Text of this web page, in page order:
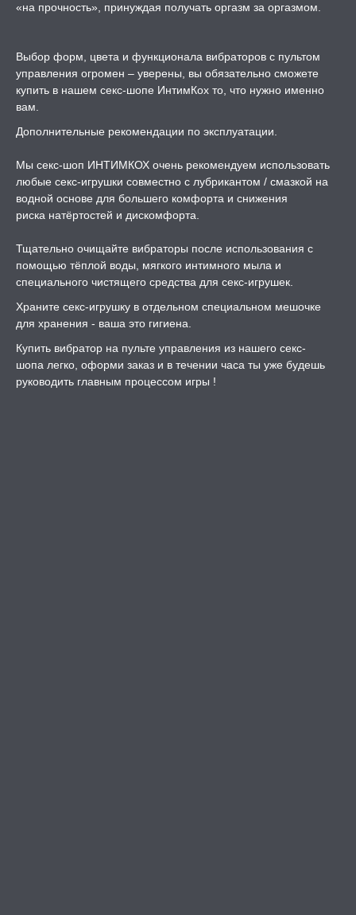
«на прочность», принуждая получать оргазм за оргазмом.
Выбор форм, цвета и функционала вибраторов с пультом
управления огромен – уверены, вы обязательно сможете
купить в нашем секс-шопе ИнтимКох то, что нужно именно
вам.
Дополнительные рекомендации по эксплуатации.
Мы секс-шоп ИНТИМКОХ очень рекомендуем использовать
любые секс-игрушки совместно с лубрикантом / смазкой на
водной основе для большего комфорта и снижения
риска натёртостей и дискомфорта.
Тщательно очищайте вибраторы после использования с
помощью тёплой воды, мягкого интимного мыла и
специального чистящего средства для секс-игрушек.
Храните секс-игрушку в отдельном специальном мешочке
для хранения - ваша это гигиена.
Купить вибратор на пульте управления из нашего секс-
шопа легко, оформи заказ и в течении часа ты уже будешь
руководить главным процессом игры !